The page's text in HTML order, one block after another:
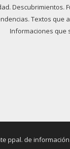
Descubrimientos.
Textos que
Informaciones que
ppal. de